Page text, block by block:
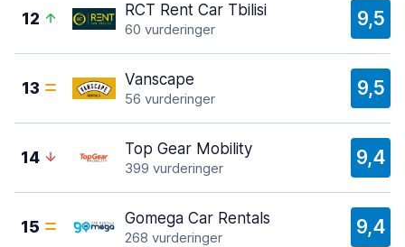
12 RCT Rent Car Tbilisi
60 vurderinger 9,5
13 Vanscape
56 vurderinger 9,5
14 Top Gear Mobility
399 vurderinger 9,4
15 Gomega Car Rentals
268 vurderinger 9,4